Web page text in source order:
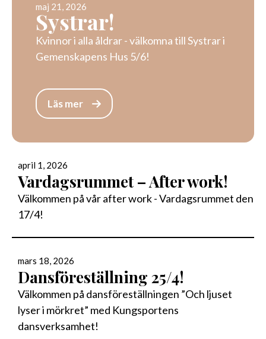
maj 21, 2026
Systrar!
Kvinnor i alla åldrar - välkomna till Systrar i
Gemenskapens Hus 5/6!
Läs mer
april 1, 2026
Vardagsrummet – After work!
Välkommen på vår after work - Vardagsrummet den
17/4!
mars 18, 2026
Dansföreställning 25/4!
Välkommen på dansföreställningen ”Och ljuset
lyser i mörkret” med Kungsportens
dansverksamhet!